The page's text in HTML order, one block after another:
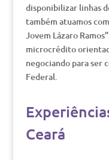
disponibilizar linhas
também atuamos
Jovem Lázaro
microcrédito
negociando para ser
Federal.
Ceará